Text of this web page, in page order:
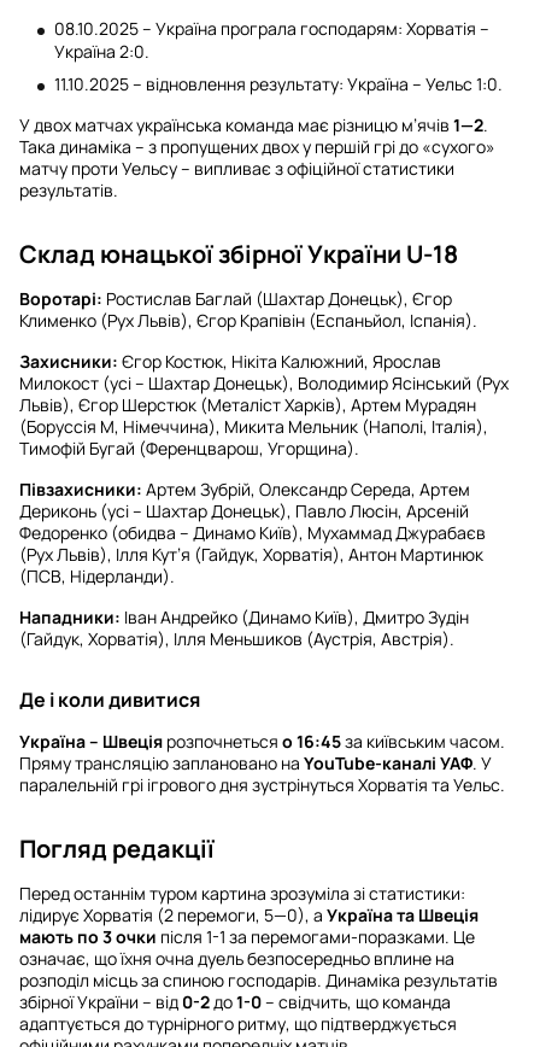
08.10.2025 – Україна програла господарям: Хорватія –
Україна 2:0.
11.10.2025 – відновлення результату: Україна – Уельс 1:0.
У двох матчах українська команда має різницю м’ячів 1—2.
Така динаміка – з пропущених двох у першій грі до «сухого»
матчу проти Уельсу – випливає з офіційної статистики
результатів.
Склад юнацької збірної України U-18
Воротарі: Ростислав Баглай (Шахтар Донецьк), Єгор
Клименко (Рух Львів), Єгор Крапівін (Еспаньйол, Іспанія).
Захисники: Єгор Костюк, Нікіта Калюжний, Ярослав
Милокост (усі – Шахтар Донецьк), Володимир Ясінський (Рух
Львів), Єгор Шерстюк (Металіст Харків), Артем Мурадян
(Боруссія М, Німеччина), Микита Мельник (Наполі, Італія),
Тимофій Бугай (Ференцварош, Угорщина).
Півзахисники: Артем Зубрій, Олександр Середа, Артем
Дериконь (усі – Шахтар Донецьк), Павло Люсін, Арсеній
Федоренко (обидва – Динамо Київ), Мухаммад Джурабаєв
(Рух Львів), Ілля Кут’я (Гайдук, Хорватія), Антон Мартинюк
(ПСВ, Нідерланди).
Нападники: Іван Андрейко (Динамо Київ), Дмитро Зудін
(Гайдук, Хорватія), Ілля Меньшиков (Аустрія, Австрія).
Де і коли дивитися
Україна – Швеція розпочнеться о 16:45за київським часом.
Пряму трансляцію заплановано на YouTube-каналі УАФ. У
паралельній грі ігрового дня зустрінуться Хорватія та Уельс.
Погляд редакції
Перед останнім туром картина зрозуміла зі статистики:
лідирує Хорватія (2 перемоги, 5—0), а Україна та Швеція
мають по 3 очки після 1-1 за перемогами-поразками. Це
означає, що їхня очна дуель безпосередньо вплине на
розподіл місць за спиною господарів. Динаміка результатів
збірної України – від 0-2 до1-0– свідчить, що команда
адаптується до турнірного ритму, що підтверджується